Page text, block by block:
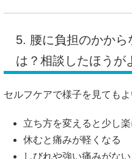
5. 腰に負担のかから
は？相談したほうが
セルフケアで様子を見ても
立ち方を変えると少し
休むと痛みが軽くなる
しびれや強い痛みがない